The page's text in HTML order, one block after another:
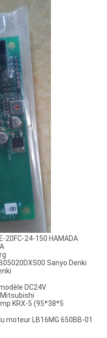
20FC-24-150 HAMADA
Sanyo Denki
DC24V
KRX-5 (95*38*5
moteur LB16MG 650BB-01